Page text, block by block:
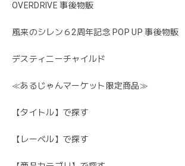
OVERDRIVE 事後物販
風来のシレン６2周年記念 POP UP 事後物販
デスティニーチャイルド
≪あるじゃんマーケット限定商品≫
【タイトル】で探す
【レーベル】で探す